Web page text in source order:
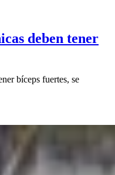
deben tener
bíceps fuertes, se